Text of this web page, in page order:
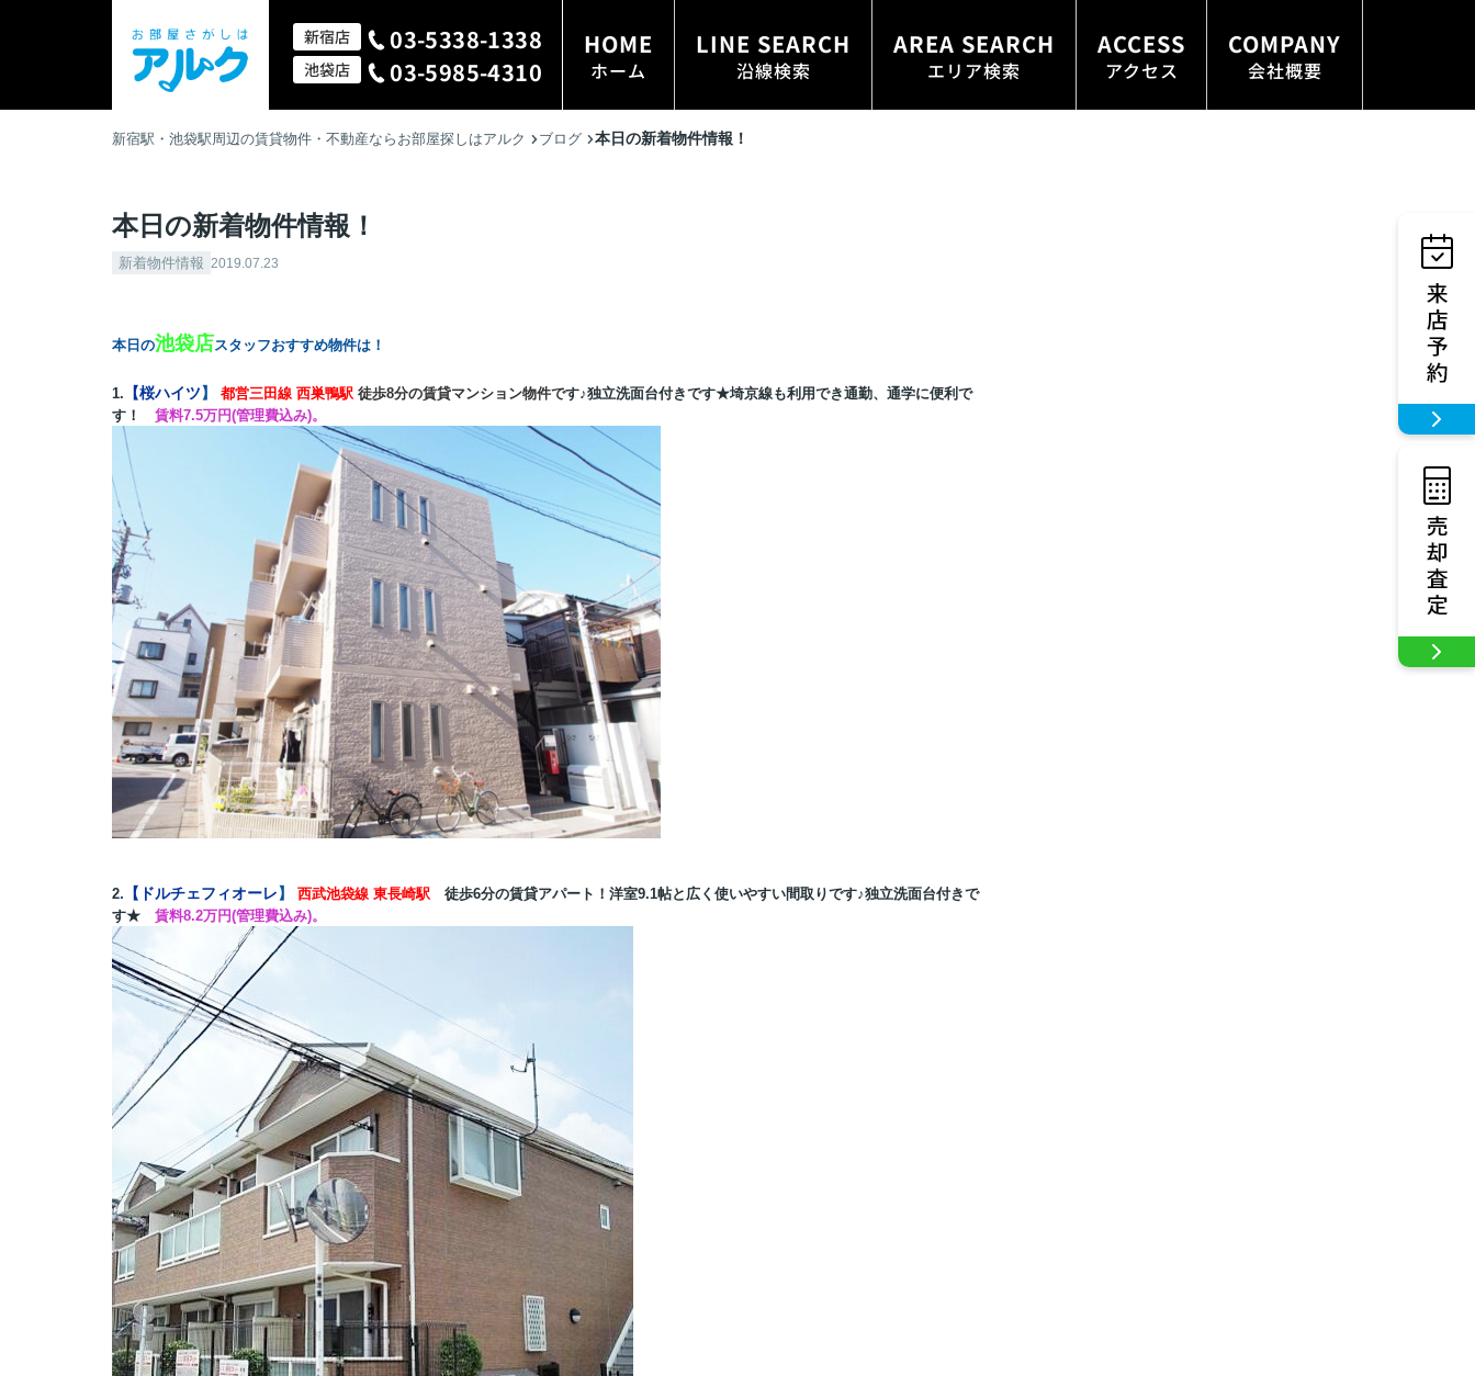
新宿店 03-5338-1338
池袋店 03-5985-4310
HOME
ホーム
LINE SEARCH
沿線検索
AREA SEARCH
エリア検索
ACCESS
アクセス
COMPANY
会社概要
新宿駅・池袋駅周辺の賃貸物件・不動産ならお部屋探しはアルク ブログ 本日の新着物件情報！
本日の新着物件情報！
新着物件情報 2019.07.23
本日の池袋店スタッフおすすめ物件は！
1. 【桜ハイツ】 都営三田 線 西巣鴨駅 徒歩8分の賃貸マンション物件です♪独立洗面台付きです★埼京線も利用でき通勤、通学に便利で
す ！ 賃料7.5万円(管理費込み)。
2. 【 ドルチェフィオーレ】 西武池袋線 東長崎駅 徒歩6分の賃貸アパート！洋室9.1帖と広く使いやすい間取りです♪独立洗面台付きで
す★ 賃料8.2万円(管理費込み)。